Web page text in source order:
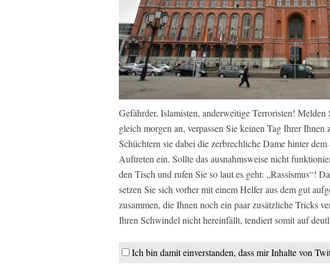
Gefährder, Islamisten, anderweitige Terroristen! Melden
gleich morgen an, verpassen Sie keinen Tag Ihrer Ihnen
Schüchtern sie dabei die zerbrechliche Dame hinter
Auftreten ein. Sollte das ausnahmsweise nicht
den Tisch und rufen Sie so laut es geht: „Rassismus“!
setzen Sie sich vorher mit einem Helfer aus dem gut
zusammen, die Ihnen noch ein paar zusätzliche Tricks
Ihren Schwindel nicht hereinfällt, tendiert somit auf
Ich bin damit einverstanden, dass mir Inhalte von